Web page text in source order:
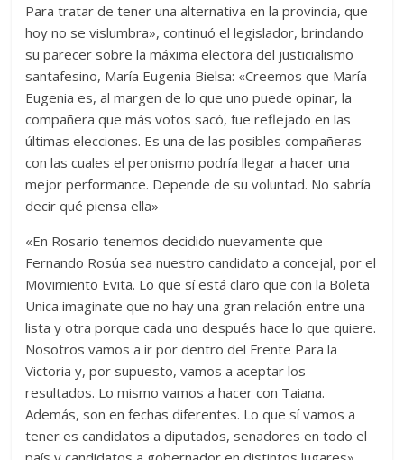
Para tratar de tener una alternativa en la provincia, que
hoy no se vislumbra», continuó el legislador, brindando
su parecer sobre la máxima electora del justicialismo
santafesino, María Eugenia Bielsa: «Creemos que María
Eugenia es, al margen de lo que uno puede opinar, la
compañera que más votos sacó, fue reflejado en las
últimas elecciones. Es una de las posibles compañeras
con las cuales el peronismo podría llegar a hacer una
mejor performance. Depende de su voluntad. No sabría
decir qué piensa ella»
«En Rosario tenemos decidido nuevamente que
Fernando Rosúa sea nuestro candidato a concejal, por el
Movimiento Evita. Lo que sí está claro que con la Boleta
Unica imaginate que no hay una gran relación entre una
lista y otra porque cada uno después hace lo que quiere.
Nosotros vamos a ir por dentro del Frente Para la
Victoria y, por supuesto, vamos a aceptar los
resultados. Lo mismo vamos a hacer con Taiana.
Además, son en fechas diferentes. Lo que sí vamos a
tener es candidatos a diputados, senadores en todo el